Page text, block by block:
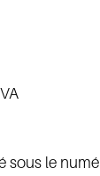
sous le